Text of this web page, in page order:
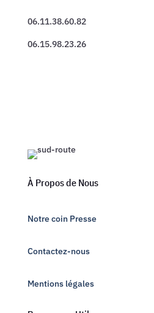
06.11.38.60.82
06.15.98.23.26
À Propos de Nous
Notre coin Presse
Contactez-nous
Mentions légales